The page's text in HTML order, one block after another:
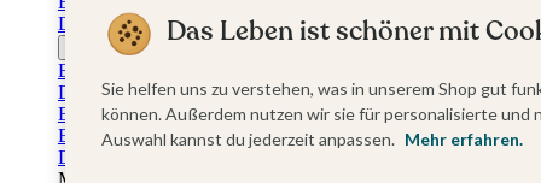
Dankeskarten Firmung
Jugendweihekarten
Einladungskarten Jugendweihe
Dankeskarten Jugendweihe
Einschulungskarten
Einladungskarten Einschulung
Danksagung Einschulung
Muttertag
Das Leben ist schöner mit
Sie helfen uns zu verstehen, was in unserem Shop gut
können. Außerdem nutzen wir sie für personalisierte
Auswahl kannst du jederzeit anpassen. Mehr erfahren.